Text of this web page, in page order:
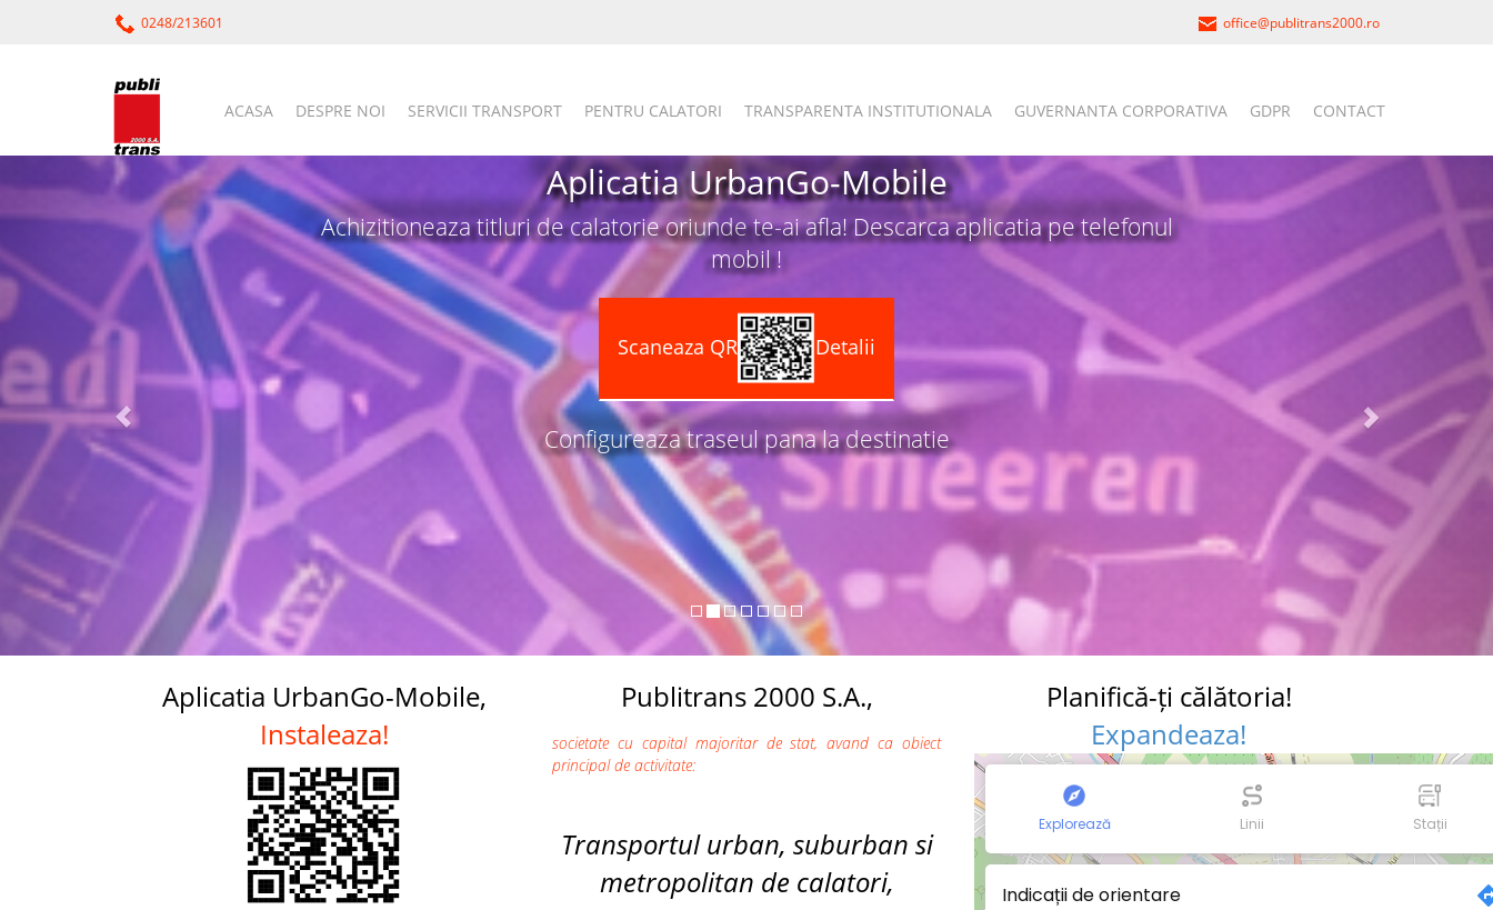
0248/213601 office@publitrans2000.ro
ACASA DESPRE NOI SERVICII TRANSPORT PENTRU CALATORI TRANSPARENTA INSTITUTIONALA GUVERNANTA CORPORATIVA GDPR CONTACT
Aplicatia UrbanGo-Mobile
Achizitioneaza titluri de calatorie oriunde te-ai afla! Descarca aplicatia pe telefonul
mobil !
Scaneaza QR Detalii
Configureaza traseul pana la destinatie
Aplicatia UrbanGo-Mobile,
Instaleaza!
Publitrans 2000 S.A.,
societate cu capital majoritar de stat, avand ca obiect
principal de activitate:
Transportul urban, suburban si
metropolitan de calatori,
Planifică-ți călătoria!
Expandeaza!